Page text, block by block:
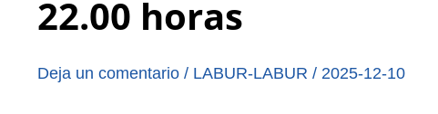
22.00 horas
Deja un comentario / LABUR-LABUR / 2025-12-10